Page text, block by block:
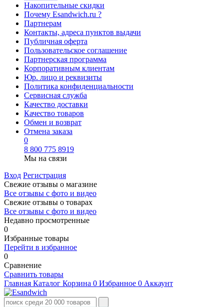
Накопительные скидки
Почему Esandwich.ru ?
Партнерам
Контакты, адреса пунктов выдачи
Публичная оферта
Пользовательское соглашение
Партнерская программа
Корпоративным клиентам
Юр. лицо и реквизиты
Политика конфиденциальности
Сервисная служба
Качество доставки
Качество товаров
Обмен и возврат
Отмена заказа
0
8 800 775 8919
Мы на связи
Вход Регистрация
Свежие отзывы о магазине
Все отзывы с фото и видео
Свежие отзывы о товарах
Все отзывы c фото и видео
Недавно просмотренные
0
Избранные товары
Перейти в избранное
0
Сравнение
Сравнить товары
Главная Каталог Корзина 0 Избранное 0 Аккаунт